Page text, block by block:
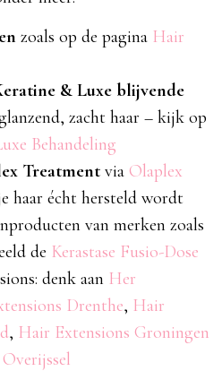
zoals op de pagina Hair
& Luxe blijvende
zacht haar – kijk op
Behandeling
Treatment via Olaplex
haar écht hersteld wordt
van merken zoals
de Kerastase Fusio-Dose
denk aan Her
Drenthe, Hair
, Hair Extensions Groningen